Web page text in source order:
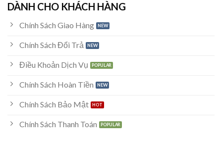
DÀNH CHO KHÁCH HÀNG
Chính Sách Giao Hàng
Chính Sách Đổi Trả
Điều Khoản Dịch Vụ
Chính Sách Hoàn Tiền
Chính Sách Bảo Mật
Chính Sách Thanh Toán